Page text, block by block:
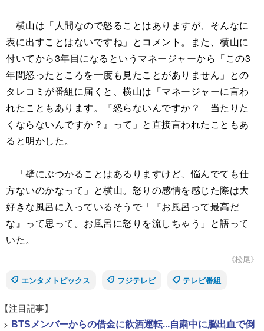
横山は「人間なので怒ることはありますが、そんなに
表に出すことはないですね」とコメント。また、横山に
付いてから3年目になるというマネージャーから「この3
年間怒ったところを一度も見たことがありません」との
タレコミが番組に届くと、横山は「マネージャーに言わ
れたこともあります。『怒らないんですか？ 当たりた
くならないんですか？』って」と直接言われたこともあ
ると明かした。
「壁にぶつかることはあるりますけど、悩んでても仕
方ないのかなって」と横山。怒りの感情を感じた際は大
好きな風呂に入っているそうで「『お風呂って最高だ
な』って思って。お風呂に怒りを流しちゃう」と語って
いた。
《松尾》
エンタメトピックス
フジテレビ テレビ番組
【注目記事】
> BTSメンバーからの借金に飲酒運転...自粛中に脳出血で倒